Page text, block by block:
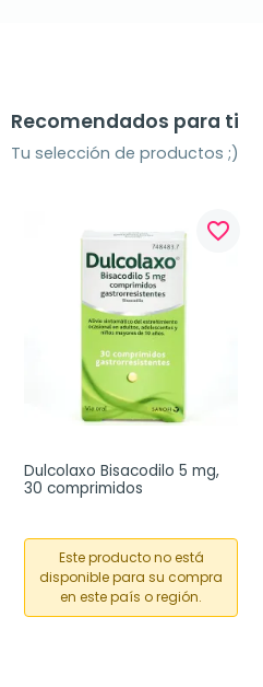
Recomendados para ti
Tu selección de productos ;)
favorite_border
Dulcolaxo Bisacodilo 5 mg,
30 comprimidos
Este producto no está
disponible para su compra
en este país o región.